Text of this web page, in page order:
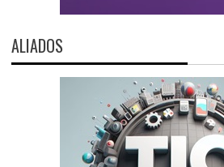
ALIADOS